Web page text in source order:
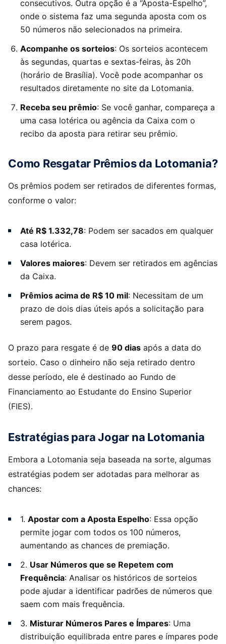
consecutivos. Outra opção é a “Aposta-Espelho”,
onde o sistema faz uma segunda aposta com os
50 números não selecionados na primeira.
Acompanhe os sorteios: Os sorteios acontecem
às segundas, quartas e sextas-feiras, às 20h
(horário de Brasília). Você pode acompanhar os
resultados diretamente no site da Lotomania.
Receba seu prêmio: Se você ganhar, compareça a
uma casa lotérica ou agência da Caixa com o
recibo da aposta para retirar seu prêmio.
Como Resgatar Prêmios da Lotomania?
Os prêmios podem ser retirados de diferentes formas,
conforme o valor:
Até R$ 1.332,78: Podem ser sacados em qualquer
casa lotérica.
Valores maiores: Devem ser retirados em agências
da Caixa.
Prêmios acima de R$ 10 mil: Necessitam de um
prazo de dois dias úteis após a solicitação para
serem pagos.
O prazo para resgate é de 90 dias após a data do
sorteio. Caso o dinheiro não seja retirado dentro
desse período, ele é destinado ao Fundo de
Financiamento ao Estudante do Ensino Superior
(FIES).
Estratégias para Jogar na Lotomania
Embora a Lotomania seja baseada na sorte, algumas
estratégias podem ser adotadas para melhorar as
chances:
1. Apostar com a Aposta Espelho: Essa opção
permite jogar com todos os 100 números,
aumentando as chances de premiação.
2. Usar Números que se Repetem com
Frequência: Analisar os históricos de sorteios
pode ajudar a identificar padrões de números que
saem com mais frequência.
3. Misturar Números Pares e Ímpares: Uma
distribuição equilibrada entre pares e ímpares pode